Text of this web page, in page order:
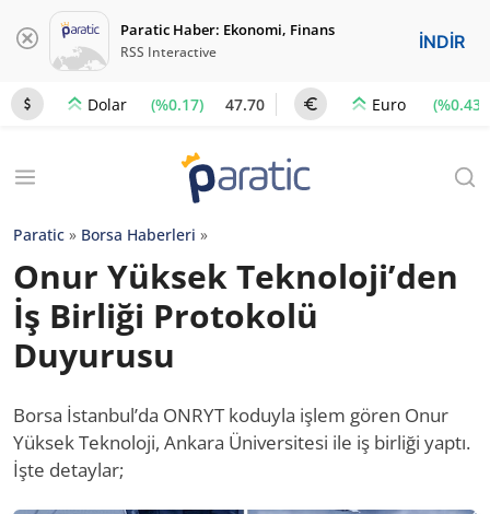
Paratic Haber: Ekonomi, Finans
RSS Interactive İNDİR
Dolar (%0.17) 47.70 Euro (%0.43)
Paratic » Borsa Haberleri »
Onur Yüksek Teknoloji’den
İş Birliği Protokolü
Duyurusu
Borsa İstanbul’da ONRYT koduyla işlem gören Onur
Yüksek Teknoloji, Ankara Üniversitesi ile iş birliği yaptı.
İşte detaylar;